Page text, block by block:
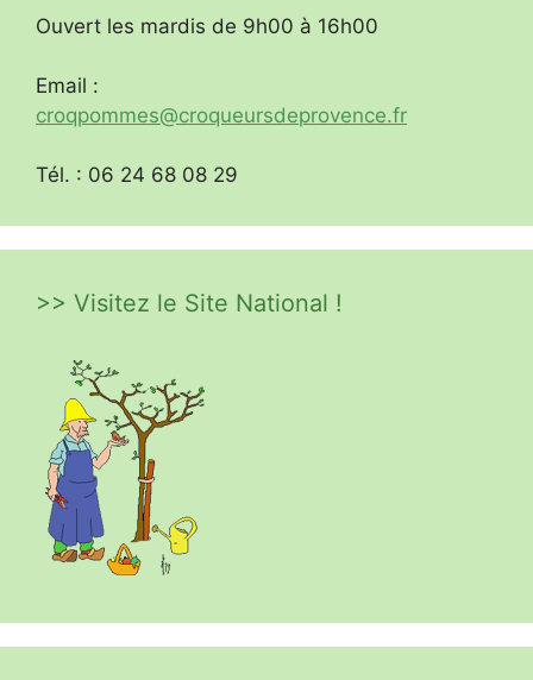
Ouvert les mardis de 9h00 à 16h00
Email :
croqpommes@croqueursdeprovence.fr
Tél. : 06 24 68 08 29
>> Visitez le Site National !